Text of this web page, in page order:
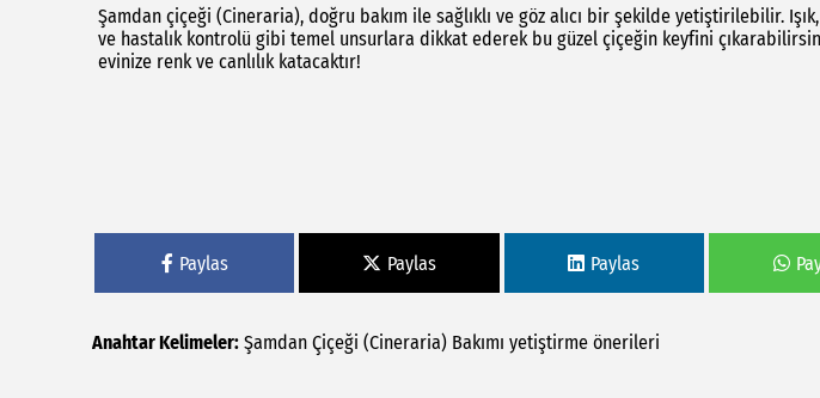
Şamdan çiçeği (Cineraria), doğru bakım ile sağlıklı ve göz alıcı bir şekilde yetiştirilebilir.
ve hastalık kontrolü gibi temel unsurlara dikkat ederek bu güzel çiçeğin keyfini
evinize renk ve canlılık katacaktır!
Paylas Paylas Paylas
Anahtar Kelimeler: Şamdan Çiçeği (Cineraria) Bakımı yetiştirme önerileri